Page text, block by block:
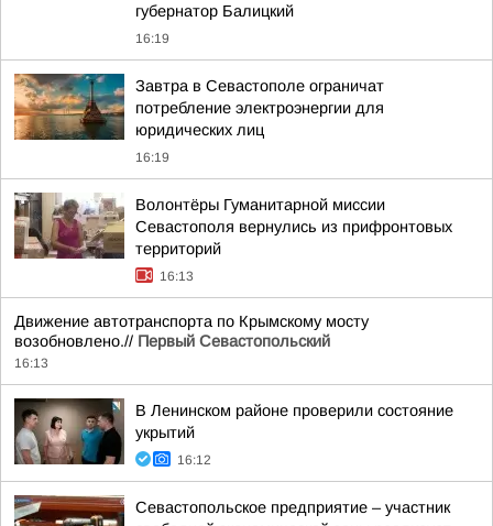
губернатор Балицкий
16:19
Завтра в Севастополе ограничат
потребление электроэнергии для
юридических лиц
16:19
Волонтёры Гуманитарной миссии
Севастополя вернулись из прифронтовых
территорий
16:13
Движение автотранспорта по Крымскому мосту
возобновлено.// Первый Севастопольский
16:13
В Ленинском районе проверили состояние
укрытий
16:12
Севастопольское предприятие – участник